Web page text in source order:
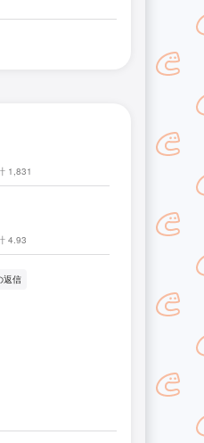
1,831
4.93
返信